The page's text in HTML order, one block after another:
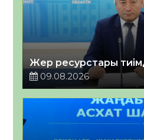
Жер ресурстары
09.08.2026